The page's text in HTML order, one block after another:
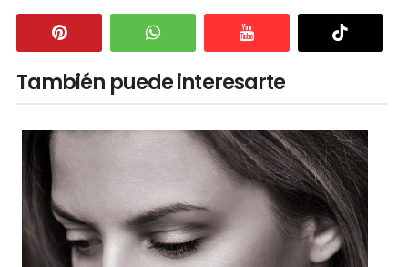
También puede interesarte